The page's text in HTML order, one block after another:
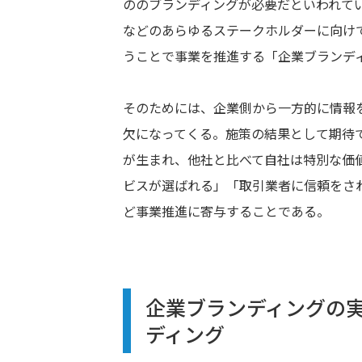
ののブランディングが必要だといわれ
などのあらゆるステークホルダーに向
うことで事業を推進する「企業ブラン
そのためには、企業側から一方的に情
欠になってくる。施策の結果として期
が生まれ、他社と比べて自社は特別な
ビスが選ばれる」「取引業者に信頼を
ど事業推進に寄与することである。
企業ブランディングの
ディング